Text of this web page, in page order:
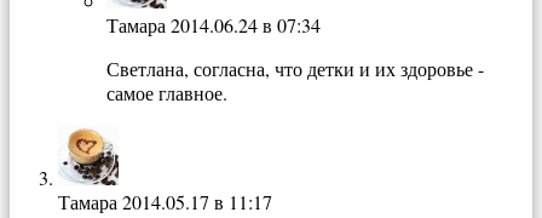
Тамара 2014.06.24 в 07:34
Светлана, согласна, что детки и их здоровье -
самое главное.
Тамара 2014.05.17 в 11:17